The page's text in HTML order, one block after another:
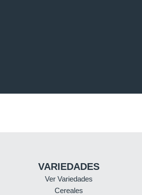
VARIEDADES
Ver Variedades
Cereales